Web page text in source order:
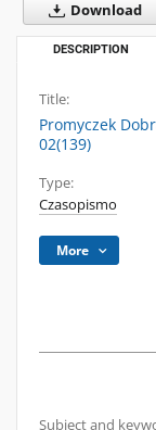
Download
DESCRIPTION
Title:
Promyczek
02(139)
Type:
Czasopismo
More
Subject and